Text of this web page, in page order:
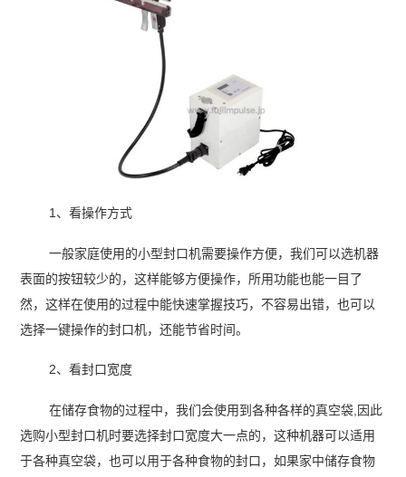
1、看操作方式
一般家庭使用的小型封口机需要操作方便，我们可以选机器
表面的按钮较少的，这样能够方便操作，所用功能也能一目了
然，这样在使用的过程中能快速掌握技巧，不容易出错，也可以
选择一键操作的封口机，还能节省时间。
2、看封口宽度
在储存食物的过程中，我们会使用到各种各样的真空袋,因此
选购小型封口机时要选择封口宽度大一点的，这种机器可以适用
于各种真空袋，也可以用于各种食物的封口，如果家中储存食物